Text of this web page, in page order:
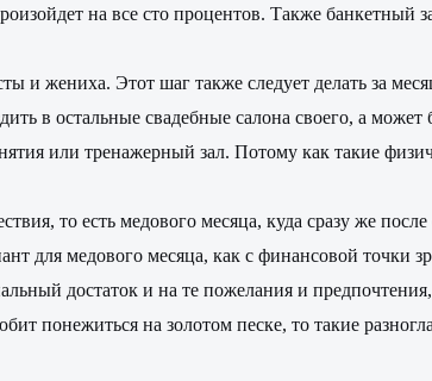
на все сто процентов. Также банкетный
и жениха. Этот шаг также следует делать за
в остальные свадебные салона своего, а
или тренажерный зал. Потому как такие
то есть медового месяца, куда сразу же
для медового месяца, как с финансовой точки
достаток и на те пожелания и
понежиться на золотом песке, то такие